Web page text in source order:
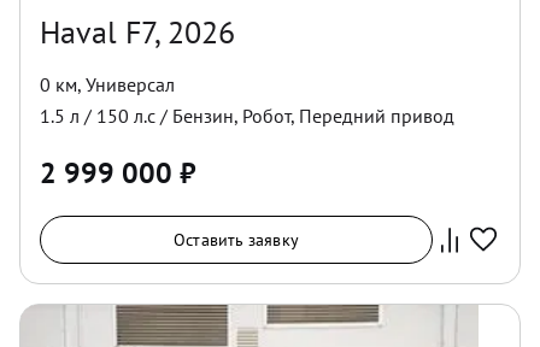
Haval F7, 2026
0 км, Универсал
1.5 л / 150 л.с / Бензин, Робот, Передний привод
2 999 000 ₽
Оставить заявку